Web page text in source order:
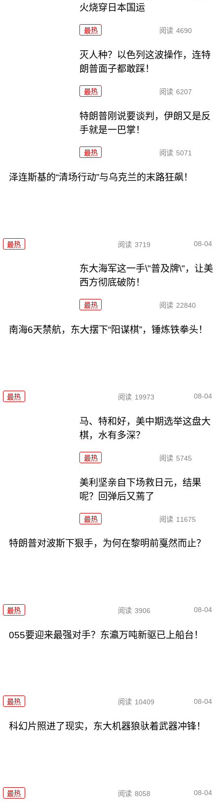
火烧穿日本国运
最热 阅读 4690
灭人种？以色列这波操作，连特
朗普面子都敢踩！
最热 阅读 6207
特朗普刚说要谈判，伊朗又是反
手就是一巴掌！
最热 阅读 5071
泽连斯基的“清场行动”与乌克兰的末路狂飙！
最热 阅读 3719 08-04
东大海军这一手\"普及牌\"，让美
西方彻底破防！
最热 阅读 22840
南海6天禁航，东大摆下“阳谋棋”，锤炼铁拳头！
最热 阅读 19973 08-04
马、特和好，美中期选举这盘大
棋，水有多深？
最热 阅读 5745
美利坚亲自下场救日元，结果
呢？回弹后又蔫了
最热 阅读 11675
特朗普对波斯下狠手，为何在黎明前戛然而止？
最热 阅读 3906 08-04
055要迎来最强对手？东瀛万吨新驱已上船台！
最热 阅读 10409 08-04
科幻片照进了现实，东大机器狼驮着武器冲锋！
最热 阅读 8058 08-04